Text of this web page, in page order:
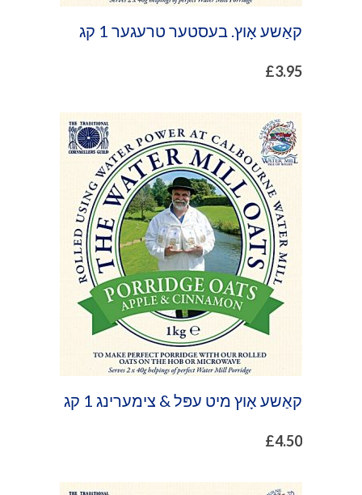
קאַשע אָוץ. בעסטער טרעגער 1 קג
£3.95
קאַשע אָוץ מיט עפּל & צימערינג 1 קג
£4.50